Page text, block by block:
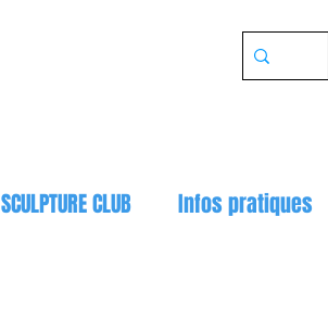
SCULPTURE CLUB Infos pratiques